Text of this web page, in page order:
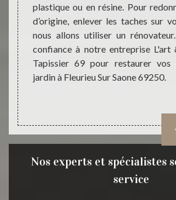
de
de
se
vous
plastique ou en résine. Pour
d’origine, enlever les taches sur
nous allons utiliser un
confiance à notre entreprise L'art
Tapissier 69 pour restaurer vos
jardin à Fleurieu Sur Saone 69250.
Nos experts et spécialistes
service